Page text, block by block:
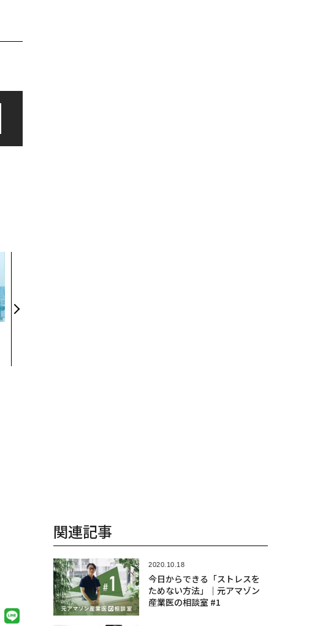
関連記事
2020.10.18
今日からできる「ストレスを
ためない方法」｜元アマゾン
産業医の相談室 #1